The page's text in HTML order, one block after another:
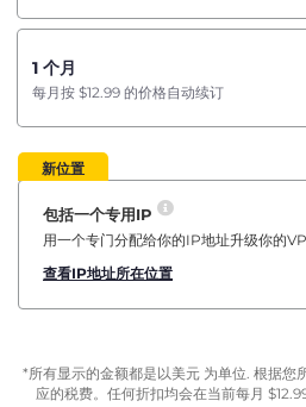
1 个月
每月按 $12.99 的价格自动续订
新位置
包括一个专用IP
用一个专门分配给你的IP地址升级你的
查看IP地址所在位置
*所有显示的金额都是以美元 为单位. 根据您
应的税费。任何折扣均会在当前每月 $